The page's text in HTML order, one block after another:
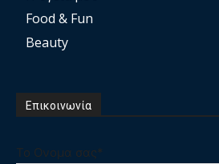
Food & Fun
Beauty
Επικοινωνία
Το Ονομα σας*